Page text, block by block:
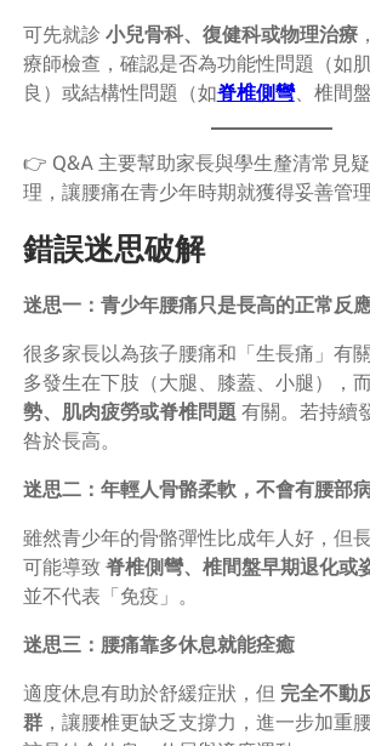
可先就診 小兒骨科、復健科或物理治療
療師檢查，確認是否為功能性問題（如
良）或結構性問題（如脊椎側彎、椎間
👉 Q&A 主要幫助家長與學生釐清常見
理，讓腰痛在青少年時期就獲得妥善管理
錯誤迷思破解
迷思一：青少年腰痛只是長高的正常反
很多家長以為孩子腰痛和「生長痛」有
多發生在下肢（大腿、膝蓋、小腿），
勢、肌肉疲勞或脊椎問題 有關。若持續
咎於長高。
迷思二：年輕人骨骼柔軟，不會有腰部
雖然青少年的骨骼彈性比成年人好，但
可能導致 脊椎側彎、椎間盤早期退化或
並不代表「免疫」。
迷思三：腰痛靠多休息就能痊癒
適度休息有助於舒緩症狀，但 完全不動
群，讓腰椎更缺乏支撐力，進一步加重